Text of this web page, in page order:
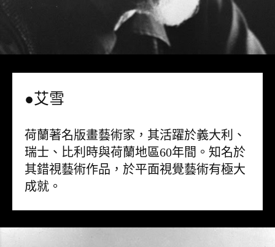
●艾雪
荷蘭著名版畫藝術家，其活躍於義大利、
瑞士、比利時與荷蘭地區60年間。知名於
其錯視藝術作品，於平面視覺藝術有極大
成就。